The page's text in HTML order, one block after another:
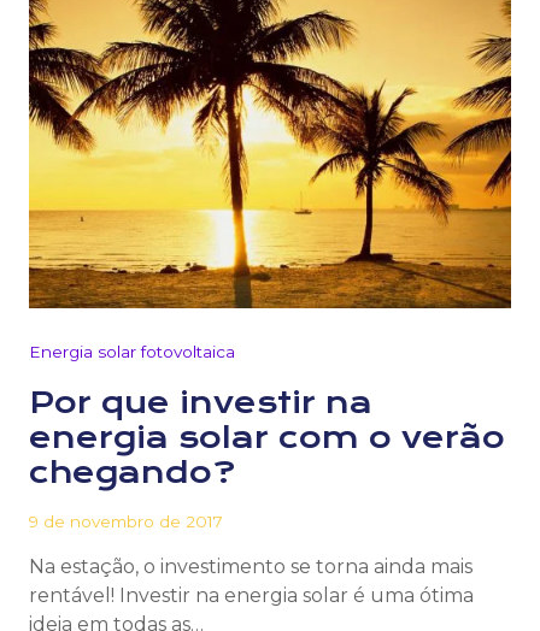
Energia solar fotovoltaica
Por que investir na
energia solar com o verão
chegando?
9 de novembro de 2017
Na estação, o investimento se torna ainda mais
rentável! Investir na energia solar é uma ótima
ideia em todas as…